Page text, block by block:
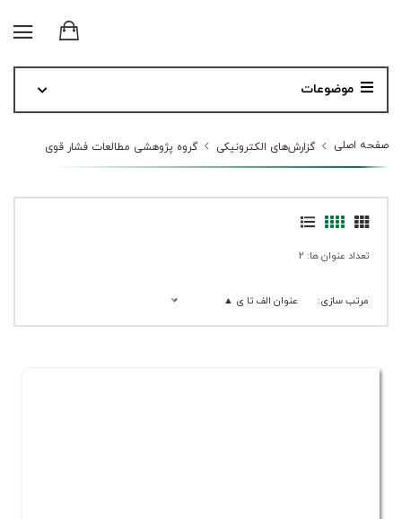
موضوعات
صفحه اصلی گزارش‌های الکترونیکی گروه پژوهشی مطالعات فشار قوی
تعداد عنوان ها: 2
مرتب سازی: عنوان الف تا ی ▲